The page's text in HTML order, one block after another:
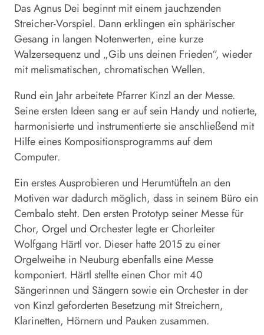
Das Agnus Dei beginnt mit einem jauchzenden
Streicher-Vorspiel. Dann erklingen ein sphärischer
Gesang in langen Notenwerten, eine kurze
Walzersequenz und „Gib uns deinen Frieden“, wieder
mit melismatischen, chromatischen Wellen.
Rund ein Jahr arbeitete Pfarrer Kinzl an der Messe.
Seine ersten Ideen sang er auf sein Handy und notierte,
harmonisierte und instrumentierte sie anschließend mit
Hilfe eines Kompositionsprogramms auf dem
Computer.
Ein erstes Ausprobieren und Herumtüfteln an den
Motiven war dadurch möglich, dass in seinem Büro ein
Cembalo steht. Den ersten Prototyp seiner Messe für
Chor, Orgel und Orchester legte er Chorleiter
Wolfgang Härtl vor. Dieser hatte 2015 zu einer
Orgelweihe in Neuburg ebenfalls eine Messe
komponiert. Härtl stellte einen Chor mit 40
Sängerinnen und Sängern sowie ein Orchester in der
von Kinzl geforderten Besetzung mit Streichern,
Klarinetten, Hörnern und Pauken zusammen.